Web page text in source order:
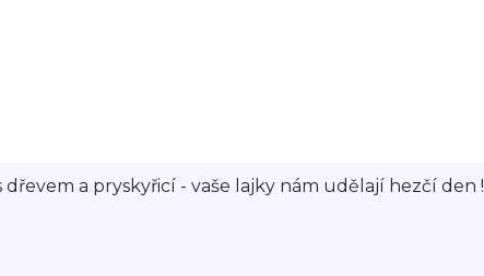
a pryskyřicí - vaše lajky nám udělají hezčí den !